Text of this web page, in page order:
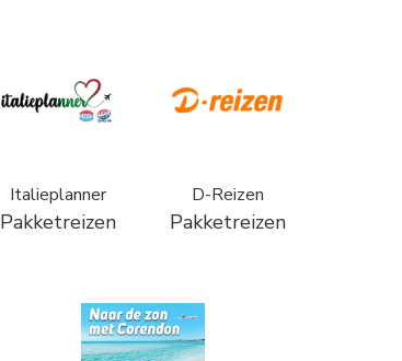
Italieplanner
Pakketreizen
D-Reizen
Pakketreizen